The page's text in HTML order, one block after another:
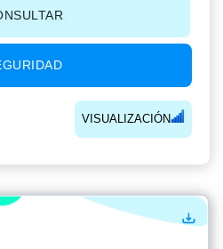
VISUALIZACIÓN